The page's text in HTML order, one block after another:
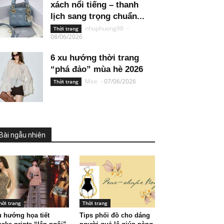
xách nổi tiếng – thanh
lịch sang trọng chuẩn...
Thời trang nhuphuong98 -
08/06/2026
6 xu hướng thời trang
“phá đảo” mùa hè 2026
Thời trang Mee -07/06/2026
ngẫu nhiên
trang
hướng họa tiết
Thời trang
Tips phối đồ cho dáng